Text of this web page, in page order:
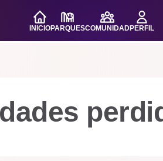
INICIOPARQUESCOMUNIDADPERFIL